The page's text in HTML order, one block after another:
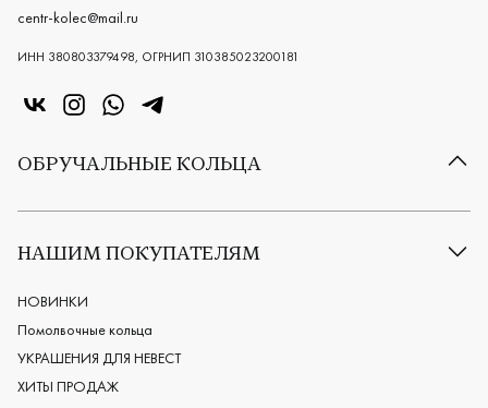
centr-kolec@mail.ru
ИНН 380803379498, ОГРНИП 310385023200181
«Центр колец» в VK
«Центр колец» в Instagram
«Центр колец» в Whatsapp
«Центр колец» в Telegram
ОБРУЧАЛЬНЫЕ КОЛЬЦА
Все обручальные кольца
Европейские обручальные кольца
Мужские обручальные кольца
Женские обручальные кольца
Обручальные кольца из платины
Дизайнерские обручальные кольца
НАШИМ ПОКУПАТЕЛЯМ
НОВИНКИ
Помолвочные кольца
УКРАШЕНИЯ ДЛЯ НЕВЕСТ
ХИТЫ ПРОДАЖ